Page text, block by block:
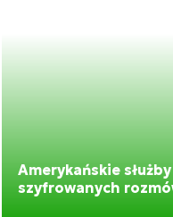
Amerykańskie
szyfrowanych